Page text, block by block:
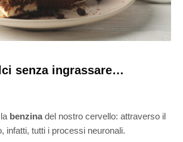
senza ingrassare…
benzinadel nostro cervello: attraverso il
infatti, tutti i processi neuronali.